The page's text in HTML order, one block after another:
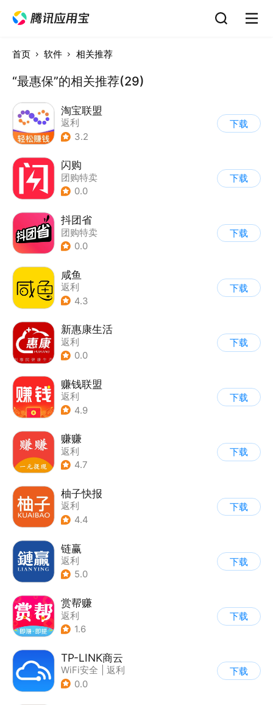
首页 软件 相关推荐
“最惠保”的相关推荐(29)
淘宝联盟
返利
3.2
下载
闪购
团购特卖
0.0
下载
抖团省
团购特卖
0.0
下载
咸鱼
返利
4.3
下载
新惠康生活
返利
0.0
下载
赚钱联盟
返利
4.9
下载
赚赚
返利
4.7
下载
柚子快报
返利
4.4
下载
链赢
返利
5.0
下载
赏帮赚
返利
1.6
下载
TP-LINK商云
WiFi安全
返利
0.0
下载